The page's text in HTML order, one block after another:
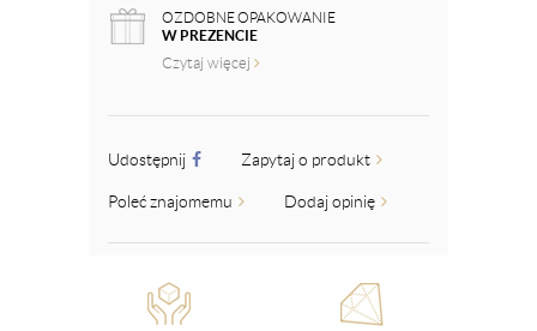
OZDOBNE OPAKOWANIE
W PREZENCIE
Czytaj więcej
Udostępnij Zapytaj o produkt
Poleć znajomemu Dodaj opinię